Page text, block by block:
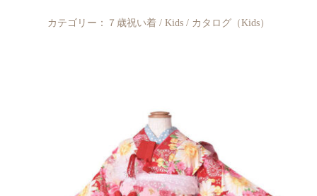
カテゴリー： ７歳祝い着 / Kids / カタログ（Kids）